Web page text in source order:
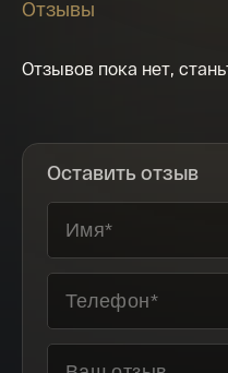
И СКАЗКИ
Монета
Тираж монеты
Отзывы
Отзывов пока нет,
Оставить отзыв